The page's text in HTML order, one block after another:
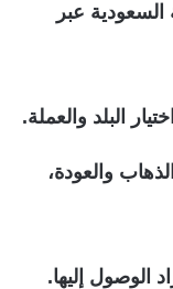
عبر
البلد والعملة.
والعودة،
الوصول إليها.